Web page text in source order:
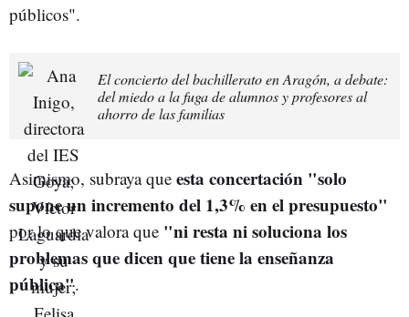
públicos".
El concierto del bachillerato en Aragón, a debate:
del miedo a la fuga de alumnos y profesores al
ahorro de las familias
Asimismo, subraya que esta concertación "solo
supone un incremento del 1,3% en el presupuesto"
por lo que valora que "ni resta ni soluciona los
problemas que dicen que tiene la enseñanza
pública".